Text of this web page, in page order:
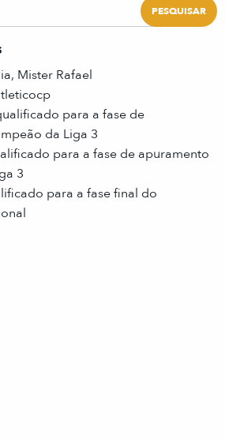
Mister Rafael
para a fase de
da Liga 3
para a fase de apuramento
3
para a fase final do